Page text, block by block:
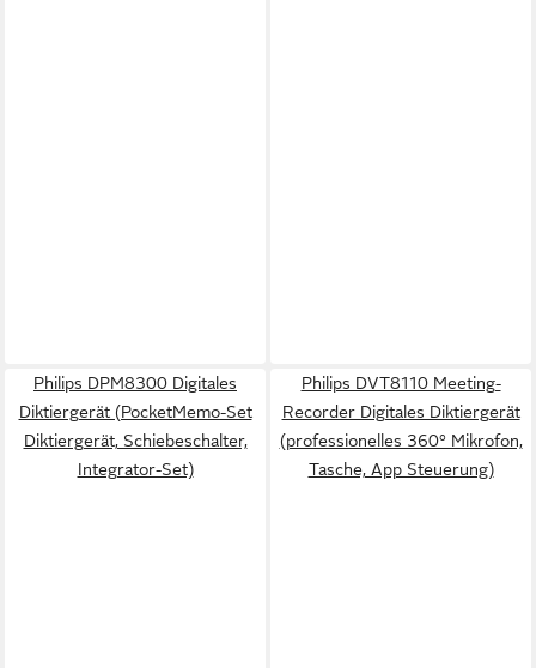
Philips DPM8300 Digitales
Diktiergerät (PocketMemo-Set
Diktiergerät, Schiebeschalter,
Integrator-Set)
Philips DVT8110 Meeting-
Recorder Digitales Diktiergerät
(professionelles 360° Mikrofon,
Tasche, App Steuerung)